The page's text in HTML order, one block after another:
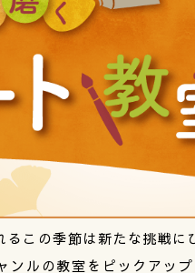
るこの季節は新たな挑戦に
ンルの教室をピックアッ